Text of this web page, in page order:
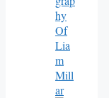
Hy
Of
Lia
M
Mill
Ar